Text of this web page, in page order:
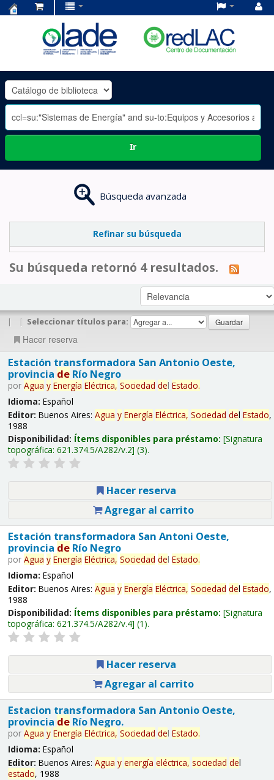
OLADE
-
Ir
Búsqueda avanzada
Refinar su búsqueda
Su búsqueda retornó 4 resultados.
| | Seleccionar títulos para:
Hacer reserva
Estación transformadora San Antonio Oeste,
provincia deRío Negro
por Agua y Energía Eléctrica, Sociedad del Estado.
Idioma: Español
Editor: Buenos Aires: Agua y Energía Eléctrica, Sociedad del Estado,
1988
Disponibilidad: Ítems disponibles para préstamo: Signatura
topográfica: 621.374.5/A282/v.2 (3).
Hacer reserva
Agregar al carrito
Estación transformadora San Antoni Oeste,
provincia deRío Negro
por Agua y Energía Eléctrica, Sociedad del Estado.
Idioma: Español
Editor: Buenos Aires: Agua y Energía Eléctrica, Sociedad del Estado,
1988
Disponibilidad: Ítems disponibles para préstamo: Signatura
topográfica: 621.374.5/A282/v.4 (1).
Hacer reserva
Agregar al carrito
Estacion transformadora San Antonio Oeste,
provincia deRío Negro.
por Agua y Energía Eléctrica, Sociedad del Estado.
Idioma: Español
Editor: Buenos Aires: Agua y energía eléctrica, sociedad del
estado, 1988